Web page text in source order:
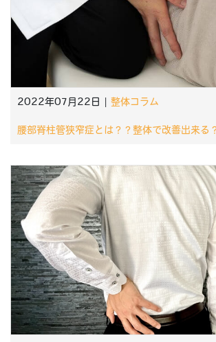
2022年07月22日 | 整体コラム
腰部脊柱管狭窄症とは？？整体で改善出来る